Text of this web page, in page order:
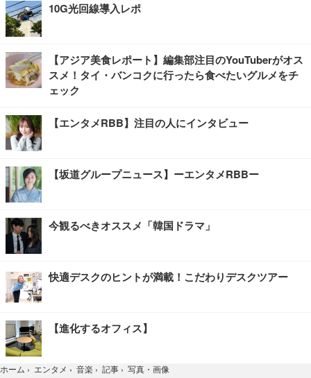
10G光回線導入レポ
【アジア美食レポート】編集部注目のYouTuberがオス
スメ！タイ・バンコクに行ったら食べたいグルメをチ
ェック
【エンタメRBB】注目の人にインタビュー
【坂道グループニュース】ーエンタメRBBー
今観るべきオススメ「韓国ドラマ」
快適デスクのヒントが満載！こだわりデスクツアー
【進化するオフィス】
ホーム › エンタメ › 音楽 › 記事 › 写真・画像